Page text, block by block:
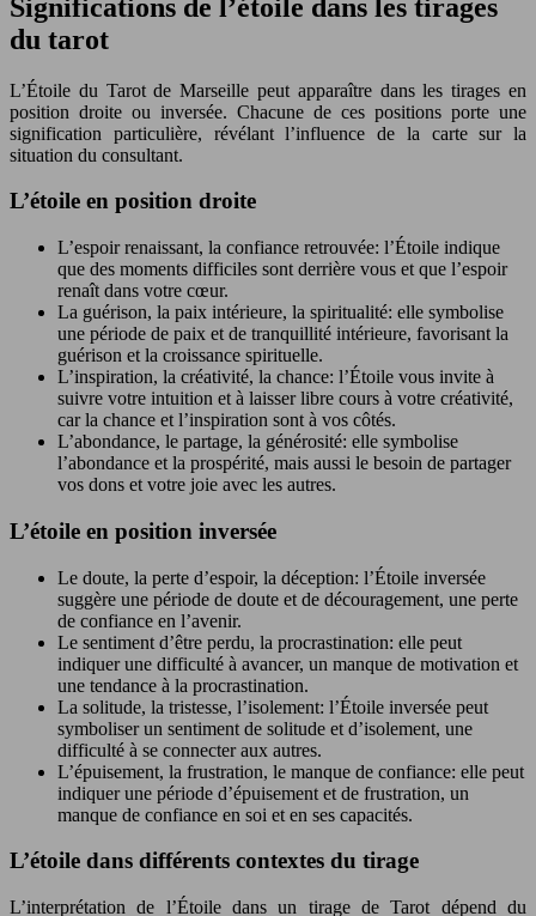
Significations de l’étoile dans les tirages
du tarot
L’Étoile du Tarot de Marseille peut apparaître dans les tirages en
position droite ou inversée. Chacune de ces positions porte une
signification particulière, révélant l’influence de la carte sur la
situation du consultant.
L’étoile en position droite
L’espoir renaissant, la confiance retrouvée: l’Étoile indique
que des moments difficiles sont derrière vous et que l’espoir
renaît dans votre cœur.
La guérison, la paix intérieure, la spiritualité: elle symbolise
une période de paix et de tranquillité intérieure, favorisant la
guérison et la croissance spirituelle.
L’inspiration, la créativité, la chance: l’Étoile vous invite à
suivre votre intuition et à laisser libre cours à votre créativité,
car la chance et l’inspiration sont à vos côtés.
L’abondance, le partage, la générosité: elle symbolise
l’abondance et la prospérité, mais aussi le besoin de partager
vos dons et votre joie avec les autres.
L’étoile en position inversée
Le doute, la perte d’espoir, la déception: l’Étoile inversée
suggère une période de doute et de découragement, une perte
de confiance en l’avenir.
Le sentiment d’être perdu, la procrastination: elle peut
indiquer une difficulté à avancer, un manque de motivation et
une tendance à la procrastination.
La solitude, la tristesse, l’isolement: l’Étoile inversée peut
symboliser un sentiment de solitude et d’isolement, une
difficulté à se connecter aux autres.
L’épuisement, la frustration, le manque de confiance: elle peut
indiquer une période d’épuisement et de frustration, un
manque de confiance en soi et en ses capacités.
L’étoile dans différents contextes du tirage
L’interprétation de l’Étoile dans un tirage de Tarot dépend du